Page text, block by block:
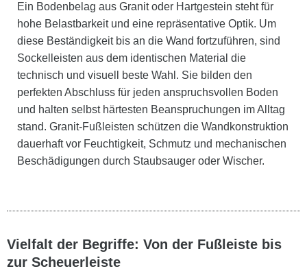
Ein Bodenbelag aus Granit oder Hartgestein steht für
hohe Belastbarkeit und eine repräsentative Optik. Um
diese Beständigkeit bis an die Wand fortzuführen, sind
Sockelleisten aus dem identischen Material die
technisch und visuell beste Wahl. Sie bilden den
perfekten Abschluss für jeden anspruchsvollen Boden
und halten selbst härtesten Beanspruchungen im Alltag
stand. Granit-Fußleisten schützen die Wandkonstruktion
dauerhaft vor Feuchtigkeit, Schmutz und mechanischen
Beschädigungen durch Staubsauger oder Wischer.
Vielfalt der Begriffe: Von der Fußleiste bis
zur Scheuerleiste